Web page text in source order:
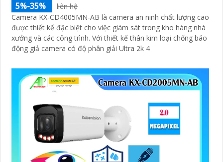
5%-35%
liên hệ
Camera KX-CD4005MN-AB là camera an ninh chất lượng cao
được thiết kế đặc biệt cho việc giám sát trong kho hàng nhà
xưởng và các công trình. Với thiết kế thân kim loại chống báo
động giả camera có độ phân giải Ultra 2k 4